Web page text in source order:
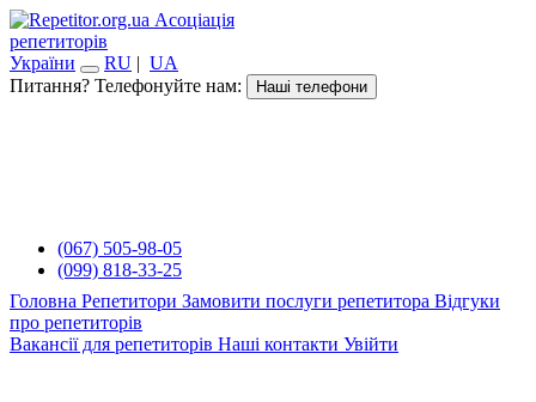
Асоціація
репетиторів
України
RU | UA
Питання? Телефонуйте нам:
Наші телефони
(067) 505-98-05
(099) 818-33-25
Головна Репетитори Замовити послуги репетитора Відгуки
про репетиторів
Вакансії для репетиторів Наші контакти Увійти